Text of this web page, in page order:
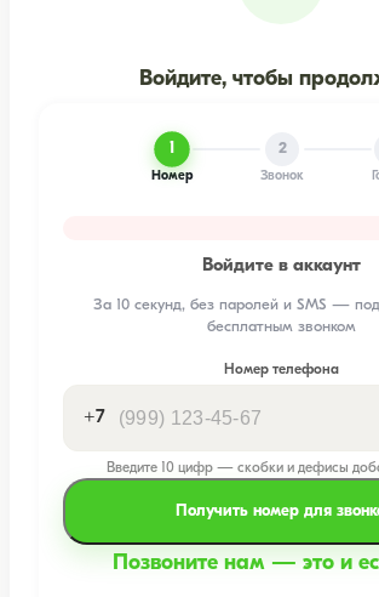
Войдите, чтобы
1
Номер
2
Звонок
Войдите в аккаунт
За 10 секунд, без паролей и SMS —
бесплатным звонком
Номер телефона
+7
Введите 10 цифр — скобки и дефисы
Получить номер для
Позвоните нам — это и